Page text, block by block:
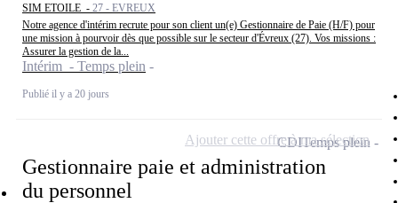
SIM ETOILE - 27 - EVREUX
Notre agence d'intérim recrute pour son client un(e) Gestionnaire de Paie (H/F) pour
une mission à pourvoir dès que possible sur le secteur d'Évreux (27). Vos missions :
Assurer la gestion de la...
Intérim - Temps plein
Publié il y a 20 jours
Gestionnaire paie et administration
du personnel
CDITemps plein
Ajouter cette offre à ma sélection